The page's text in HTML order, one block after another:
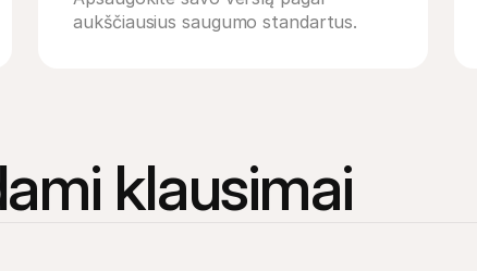
aukščiausius saugumo standartus.
klausimai